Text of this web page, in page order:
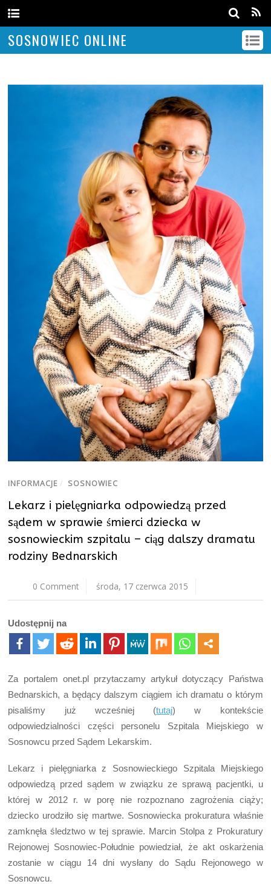
SOSNOWIEC ONLINE
INFORMACJE / SOSNOWIEC
Lekarz i pielęgniarka odpowiedzą przed
sądem w sprawie śmierci dziecka w
sosnowieckim szpitalu – ciąg dalszy dramatu
rodziny Bednarskich
0 Comment środa, 17 czerwca 2015
Udostępnij na
Za portalem onet.pl przytaczamy artykuł dotyczący Państwa
Bednarskich, a będący dalszym ciągiem ich dramatu o którym
pisaliśmy już wcześniej (tutaj) w kontekście
odpowiedzialności części personelu Szpitala Miejskiego w
Sosnowcu przed Sądem Lekarskim.
Lekarz i pielęgniarka z Sosnowieckiego Szpitala Miejskiego
odpowiedzą przed sądem w związku ze sprawą pacjentki, u
której w 2012 r. w porę nie rozpoznano zagrożenia ciąży;
dziecko urodziło się martwe. Sosnowiecka prokuratura właśnie
zamknęła śledztwo w tej sprawie. Marcin Stolpa z Prokuratury
Rejonowej Sosnowiec-Południe powiedział, że akt oskarżenia
zostanie w ciągu 14 dni wysłany do Sądu Rejonowego w
Sosnowcu.